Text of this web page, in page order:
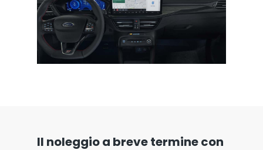
Il noleggio a breve termine con